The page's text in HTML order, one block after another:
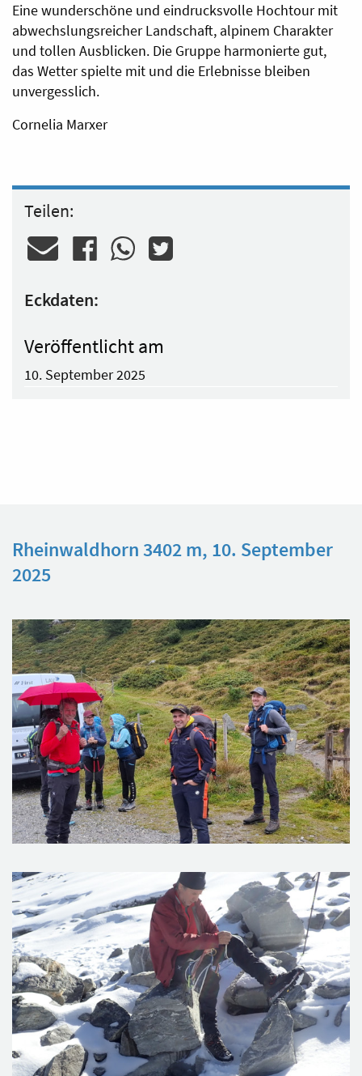
Eine wunderschöne und eindrucksvolle Hochtour mit
abwechslungsreicher Landschaft, alpinem Charakter
und tollen Ausblicken. Die Gruppe harmonierte gut,
das Wetter spielte mit und die Erlebnisse bleiben
unvergesslich.
Cornelia Marxer
Teilen:
Eckdaten:
Veröffentlicht am
10. September 2025
Rheinwaldhorn 3402 m, 10. September
2025